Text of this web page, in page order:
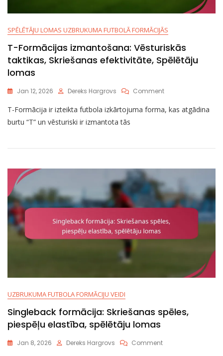
SPĒLĒTĀJU LOMAS UZBRUKUMA FUTBOLĀ FORMĀCIJĀS
T-Formācijas izmantošana: Vēsturiskās
taktikas, Skriešanas efektivitāte, Spēlētāju
lomas
Jan 12, 2026 Dereks Hargrovs CommentOn
Formācijas
Skriešanas
T-Formācija ir izteikta futbola izkārtojuma forma, kas atgādina
burtu “T” un vēsturiski ir izmantota tās
UZBRUKUMA FUTBOLA FORMĀCIJU VEIDI
Singleback formācija: Skriešanas spēles,
piespēļu elastība, spēlētāju lomas
Jan 8, 2026 Dereks Hargrovs CommentOn